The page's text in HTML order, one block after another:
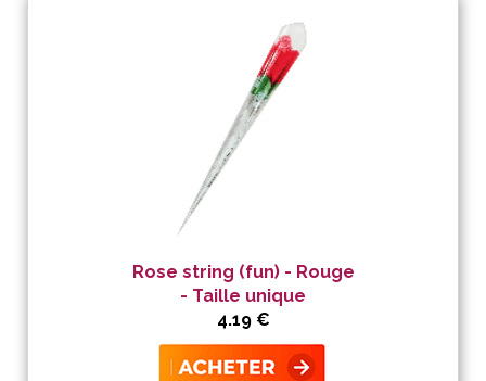
Rose string (fun) - Rouge
- Taille unique
4.19 €